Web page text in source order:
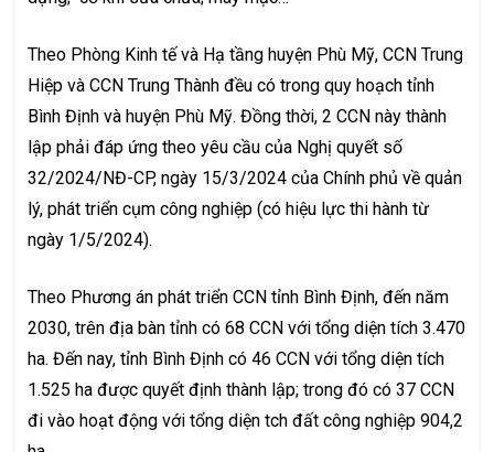
Theo Phòng Kinh tế và Hạ tầng huyện Phù Mỹ, CCN Trung
Hiệp và CCN Trung Thành đều có trong quy hoạch tỉnh
Bình Định và huyện Phù Mỹ. Đồng thời, 2 CCN này thành
lập phải đáp ứng theo yêu cầu của Nghị quyết số
32/2024/NĐ-CP, ngày 15/3/2024 của Chính phủ về quản
lý, phát triển cụm công nghiệp (có hiệu lực thi hành từ
ngày 1/5/2024).
Theo Phương án phát triển CCN tỉnh Bình Định, đến năm
2030, trên địa bàn tỉnh có 68 CCN với tổng diện tích 3.470
ha. Đến nay, tỉnh Bình Định có 46 CCN với tổng diện tích
1.525 ha được quyết định thành lập; trong đó có 37 CCN
đi vào hoạt động với tổng diện tch đất công nghiệp 904,2